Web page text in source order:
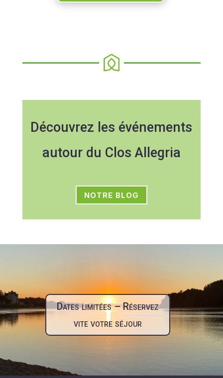
Découvrez les événements
autour du Clos Allegria
NOTRE BLOG
Dates limitées – Réservez
vite votre séjour